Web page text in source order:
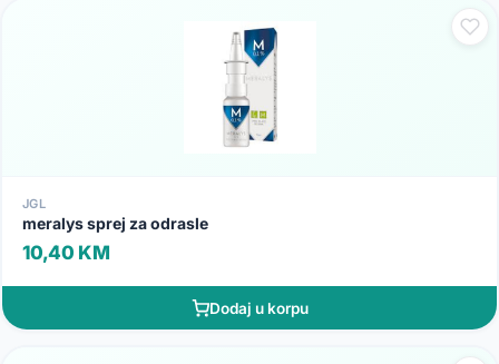
JGL
meralys sprej za odrasle
10,40 KM
Dodaj u korpu